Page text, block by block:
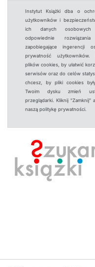
Instytut Książki dba o
użytkowników i
ich danych
odpowiednie rozwiązania
zapobiegające ingerencji
prywatność użytkowników.
plików cookies, by ułatwić
serwisów oraz do celów
chcesz, by pliki cookies
Twoim dysku zmień
przeglądarki. Kliknij "Zamknij"
naszą politykę prywatności.